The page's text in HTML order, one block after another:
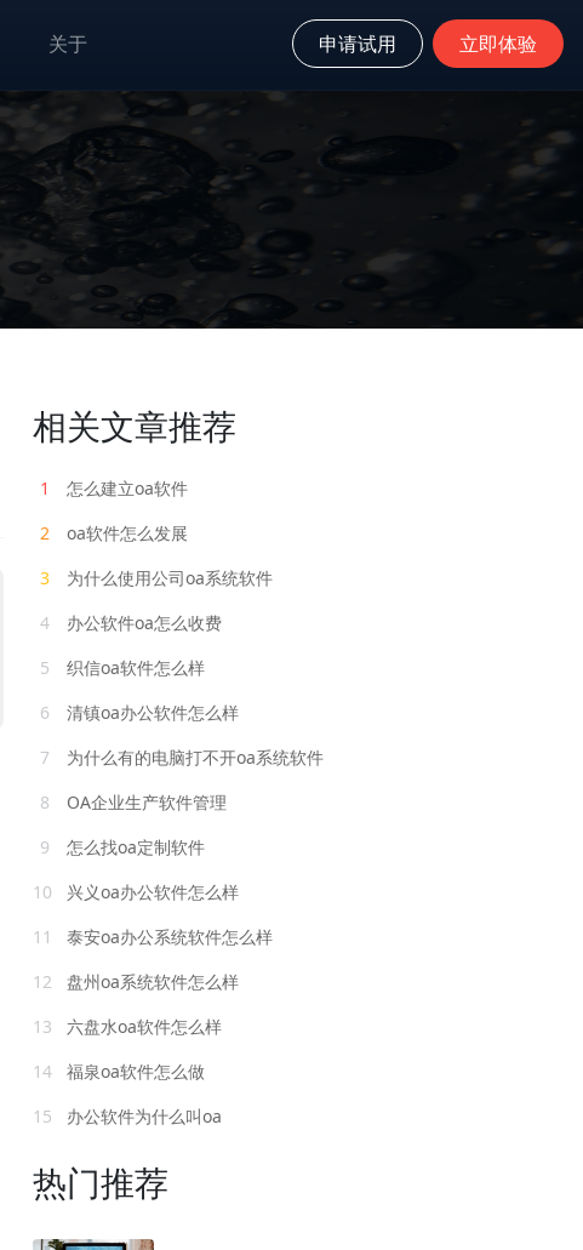
关于 申请试用 立即体验
相关文章推荐
1
怎么建立oa软件
2
oa软件怎么发展
3
为什么使用公司oa系统软件
4
办公软件oa怎么收费
5
织信oa软件怎么样
6
清镇oa办公软件怎么样
7
为什么有的电脑打不开oa系统软件
8
OA企业生产软件管理
9
怎么找oa定制软件
10
兴义oa办公软件怎么样
11
泰安oa办公系统软件怎么样
12
盘州oa系统软件怎么样
13
六盘水oa软件怎么样
14
福泉oa软件怎么做
15
办公软件为什么叫oa
热门推荐